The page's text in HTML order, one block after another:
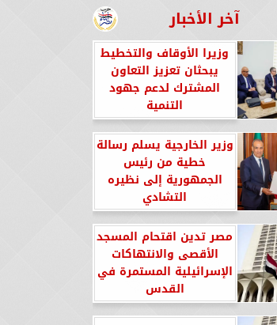
آخر الأخبار
وزيرا الأوقاف والتخطيط
يبحثان تعزيز التعاون
المشترك لدعم جهود
التنمية
وزير الخارجية يسلم رسالة
خطية من رئيس
الجمهورية إلى نظيره
التشادي
مصر تدين اقتحام المسجد
الأقصى والانتهاكات
الإسرائيلية المستمرة في
القدس